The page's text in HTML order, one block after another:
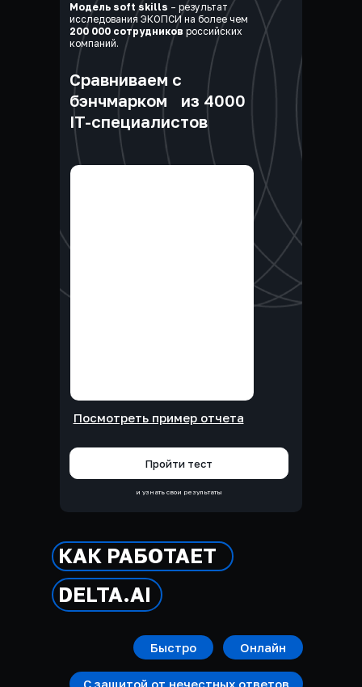
Сравниваем с
бэнчмарком из 4000
IT-специалистов
Модель soft skills – результат
исследования ЭКОПСИ на более чем
200 000 сотрудников российских
компаний.
Пройти тест
и узнать свои результаты
Посмотреть пример отчета
Быстро
КАК РАБОТАЕТ
DELTA.AI
С защитой от нечестных ответов
Онлайн